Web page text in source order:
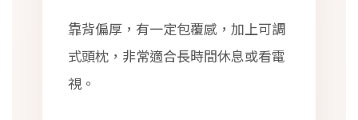
靠背偏厚，有一定包覆感，加上可調
式頭枕，非常適合長時間休息或看電
視。